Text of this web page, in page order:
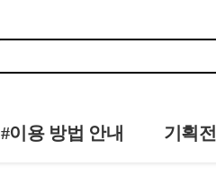
#이용 방법 안내 기획전